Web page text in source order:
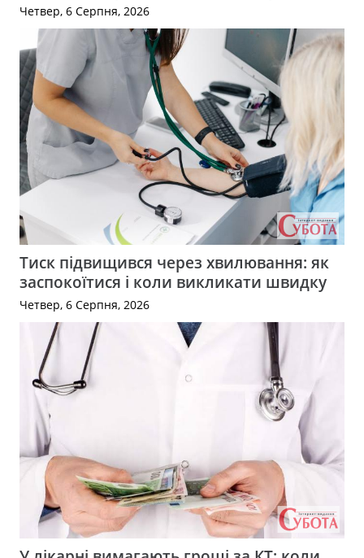
Четвер, 6 Серпня, 2026
Тиск підвищився через хвилювання: як
заспокоїтися і коли викликати швидку
Четвер, 6 Серпня, 2026